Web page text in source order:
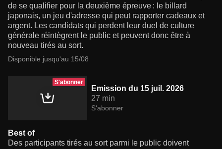
de se qualifier pour la deuxième épreuve : le billard
japonais, un jeu d'adresse qui peut rapporter cadeaux et
argent. Les candidats qui perdent leur duel de culture
générale réintègrent le public et peuvent donc être à
nouveau tirés au sort.
Disponible jusqu'au 15/08
S'abonner
Emission du 15 juil. 2026
27 min
S'abonner
Best of
Des participants tirés au sort parmi le public doivent